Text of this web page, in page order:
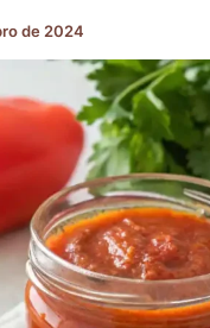
de 2024